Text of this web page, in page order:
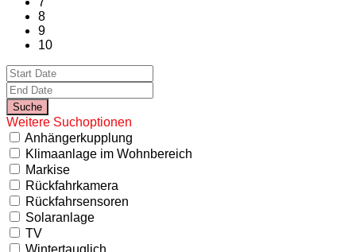
8
9
10
Weitere Suchoptionen
Anhängerkupplung
Klimaanlage im Wohnbereich
Markise
Rückfahrkamera
Rückfahrsensoren
Solaranlage
TV
Wintertauglich